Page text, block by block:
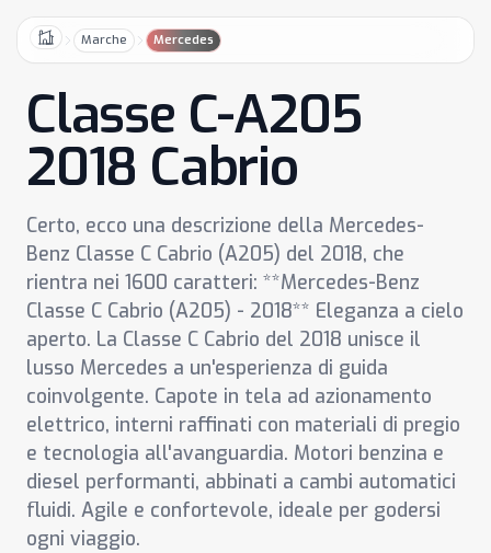
HomeMarche Mercedes
Classe C-A205
2018 Cabrio
Certo, ecco una descrizione della Mercedes-
Benz Classe C Cabrio (A205) del 2018, che
rientra nei 1600 caratteri: **Mercedes-Benz
Classe C Cabrio (A205) - 2018** Eleganza a cielo
aperto. La Classe C Cabrio del 2018 unisce il
lusso Mercedes a un'esperienza di guida
coinvolgente. Capote in tela ad azionamento
elettrico, interni raffinati con materiali di pregio
e tecnologia all'avanguardia. Motori benzina e
diesel performanti, abbinati a cambi automatici
fluidi. Agile e confortevole, ideale per godersi
ogni viaggio.